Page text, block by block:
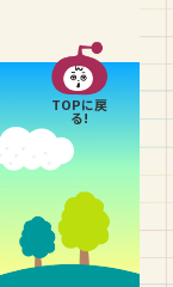
TOPに戻
る!